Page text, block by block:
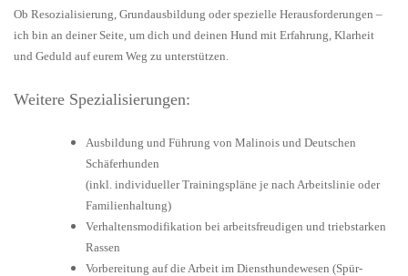
Ob Resozialisierung, Grundausbildung oder spezielle Herausforderungen –
ich bin an deiner Seite, um dich und deinen Hund mit Erfahrung, Klarheit
und Geduld auf eurem Weg zu unterstützen.
Weitere Spezialisierungen:
Ausbildung und Führung von Malinois und Deutschen
Schäferhunden
(inkl. individueller Trainingspläne je nach Arbeitslinie oder
Familienhaltung)
Verhaltensmodifikation bei arbeitsfreudigen und triebstarken
Rassen
Vorbereitung auf die Arbeit im Diensthundewesen (Spür-